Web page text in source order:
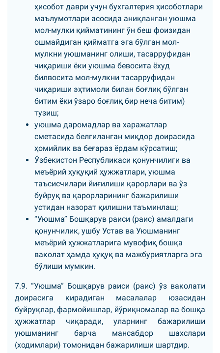
ҳисобот даври учун бухгалтерия ҳисоботлари
маълумотлари асосида аниқланган уюшма
мол-мулки қийматининг ўн беш фоизидан
ошмайдиган қийматга эга бўлган мол-
мулкни уюшманинг олиши, тасарруфидан
чиқариши ёки уюшма бевосита ёхуд
билвосита мол-мулкни тасарруфидан
чиқариши эҳтимоли билан боғлиқ бўлган
битим ёки ўзаро боғлиқ бир неча битим)
тузиш;
уюшма даромадлар ва харажатлар
сметасида белгиланган миқдор доирасида
ҳомийлик ва беғараз ёрдам кўрсатиш;
Ўзбекистон Республикаси қонунчилиги ва
меъёрий ҳуқуқий ҳужжатлари, уюшма
таъсисчилари йиғилиши қарорлари ва ўз
буйруқ ва қарорларининг бажарилиши
устидан назорат қилишни таъминлаш;
“Уюшма” Бошқарув раиси (раис) амалдаги
қонунчилик, ушбу Устав ва Уюшманинг
меъёрий ҳужжатларига мувофиқ бошқа
ваколат ҳамда ҳуқуқ ва мажбуриятларга эга
бўлиши мумкин.
7.9. “Уюшма” Бошқарув раиси (раис) ўз ваколати
доирасига кирадиган масалалар юзасидан
буйруқлар, фармойишлар, йўриқномалар ва бошқа
ҳужжатлар чиқаради, уларнинг бажарилиши
уюшманинг барча мансабдор шахслари
(ходимлари) томонидан бажарилиши шартдир.